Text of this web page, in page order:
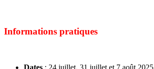
Informations pratiques
Dates : 24 juillet, 31 juillet et 7 août 2025